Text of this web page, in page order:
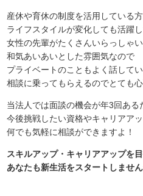
産休や育休の制度を活用している方
ライフスタイルが変化しても活躍
女性の先輩がたくさんいらっしゃい
和気あいあいとした雰囲気なので
プライベートのこともよく話してい
相談に乗ってもらえるのでとても心
当法人では面談の機会が年3回ある
今後挑戦したい資格やキャリアア
何でも気軽に相談ができますよ！
スキルアップ・キャリアアップを
あなたも新生活をスタートしませ